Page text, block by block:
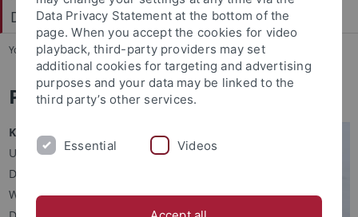
Deutsches Seminar
You are here: Startseite ... Personen
PD Dr. Maria Averintseva-Klisch
Kontakt
Universität Tübingen
Deutsches Seminar
Wilhelmstr. 50
Data Privacy Statement at the bottom of the
page. When you accept the cookies for video
playback, third-party providers may set
additional cookies for targeting and advertising
purposes and your data may be linked to the
third party’s other services.
Essential Videos